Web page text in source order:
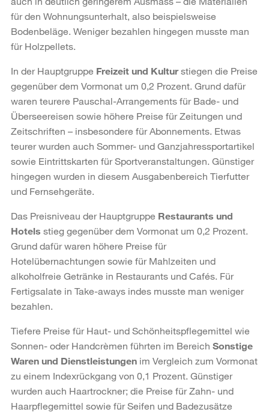
für den Wohnungsunterhalt, also beispielsweise
Bodenbeläge. Weniger bezahlen hingegen musste man
für Holzpellets.
In der Hauptgruppe Freizeit und Kulturstiegen die Preise
gegenüber dem Vormonat um 0,2 Prozent. Grund dafür
waren teurere Pauschal-Arrangements für Bade- und
Überseereisen sowie höhere Preise für Zeitungen und
Zeitschriften – insbesondere für Abonnements. Etwas
teurer wurden auch Sommer- und Ganzjahressportartikel
sowie Eintrittskarten für Sportveranstaltungen. Günstiger
hingegen wurden in diesem Ausgabenbereich Tierfutter
und Fernsehgeräte.
Das Preisniveau der Hauptgruppe Restaurants und
Hotels stieg gegenüber dem Vormonat um 0,2 Prozent.
Grund dafür waren höhere Preise für
Hotelübernachtungen sowie für Mahlzeiten und
alkoholfreie Getränke in Restaurants und Cafés. Für
Fertigsalate in Take-aways indes musste man weniger
bezahlen.
Tiefere Preise für Haut- und Schönheitspflegemittel wie
Sonnen- oder Handcrèmen führten im Bereich Sonstige
Waren und Dienstleistungen im Vergleich zum Vormonat
zu einem Indexrückgang von 0,1 Prozent. Günstiger
wurden auch Haartrockner; die Preise für Zahn- und
Haarpflegemittel sowie für Seifen und Badezusätze